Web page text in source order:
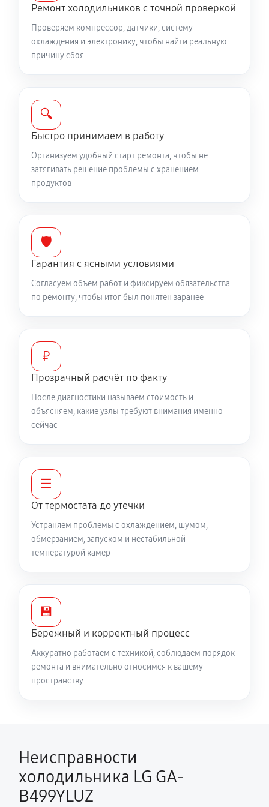
Ремонт холодильников с точной проверкой
Проверяем компрессор, датчики, систему
охлаждения и электронику, чтобы найти реальную
причину сбоя
🔍
Быстро принимаем в работу
Организуем удобный старт ремонта, чтобы не
затягивать решение проблемы с хранением
продуктов
🛡️
Гарантия с ясными условиями
Согласуем объём работ и фиксируем обязательства
по ремонту, чтобы итог был понятен заранее
₽
Прозрачный расчёт по факту
После диагностики называем стоимость и
объясняем, какие узлы требуют внимания именно
сейчас
☰
От термостата до утечки
Устраняем проблемы с охлаждением, шумом,
обмерзанием, запуском и нестабильной
температурой камер
💾
Бережный и корректный процесс
Аккуратно работаем с техникой, соблюдаем порядок
ремонта и внимательно относимся к вашему
пространству
Неисправности
холодильника LG GA-
B499YLUZ